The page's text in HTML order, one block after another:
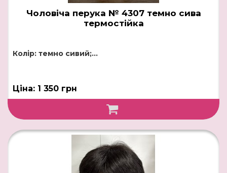
Чоловіча перука № 4307 темно сива
термостійка
Колір: темно сивий;...
Ціна: 1 350 грн